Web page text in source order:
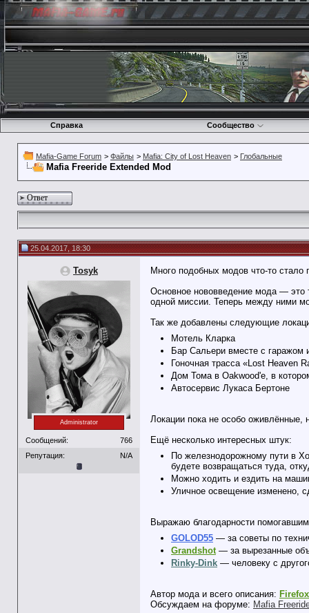
Справка Сообщество
Mafia-Game Forum > Файлы > Mafia: City of Lost Heaven > Глобальные
Mafia Freeride Extended Mod
Ответ
25.04.2017, 18:30
Tosyk
Administrator
Сообщений:
766
Репутация:
N/A
Много подобных модов что-то стало
Основное нововведение мода — это
одной миссии. Теперь между ними
Так же добавлены следующие
Мотель Кларка
Бар Сальери вместе с гаражом
Гоночная трасса «Lost Heaven
Дом Тома в Oakwood'е, в
Автосервис Лукаса Бертоне
Локации пока не особо оживлённые,
Ещё несколько интересных штук:
По железнодорожному пути в
будете возвращаться туда,
Можно ходить и ездить на
Уличное освещение изменено,
Выражаю благодарности
GOLOD55 — за советы по
Grandshot— за вырезанные
Rinky-Dink — человеку с
Автор мода и всего описания:
Обсуждаем на форуме: Mafia